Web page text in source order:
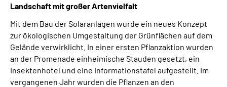
Landschaft mit großer Artenvielfalt
Mit dem Bau der Solaranlagen wurde ein neues Konzept
zur ökologischen Umgestaltung der Grünflächen auf dem
Gelände verwirklicht. In einer ersten Pflanzaktion wurden
an der Promenade einheimische Stauden gesetzt, ein
Insektenhotel und eine Informationstafel aufgestellt. Im
vergangenen Jahr wurden die Pflanzen an den